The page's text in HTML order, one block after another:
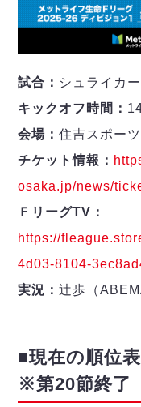
試合： シュライカ
キックオフ時間：
会場：住吉スポー
チケット情報：
osaka.jp/news/
ＦリーグTV：
https://
4d03-8104-
実況：辻歩（
■現在の順位表
※第20節終了